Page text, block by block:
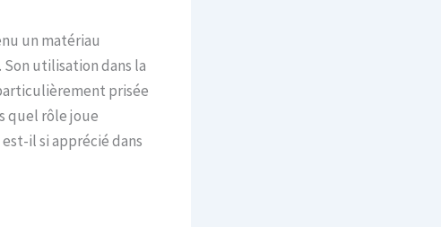
un matériau
utilisation dans la
prisée
quel rôle joue
il si apprécié dans